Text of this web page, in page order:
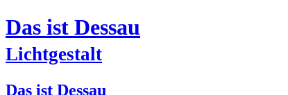
Das ist Dessau
Lichtgestalt
Das ist Dessau